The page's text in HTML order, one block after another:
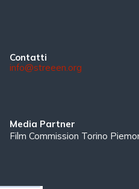
Contatti
info@streeen.org
Media Partner
Film Commission Torino